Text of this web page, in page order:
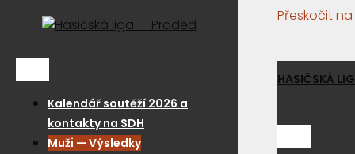
Přeskočit
Kalendář soutěží 2026 a
kontakty na SDH
Muži — Výsledky
HASIČSKÁ